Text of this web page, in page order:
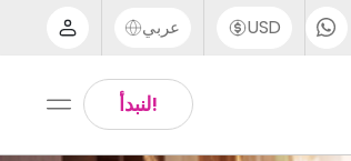
UK - +44 (0) 20 3871 8666
USD عربي
Arabic
!لنبدأ